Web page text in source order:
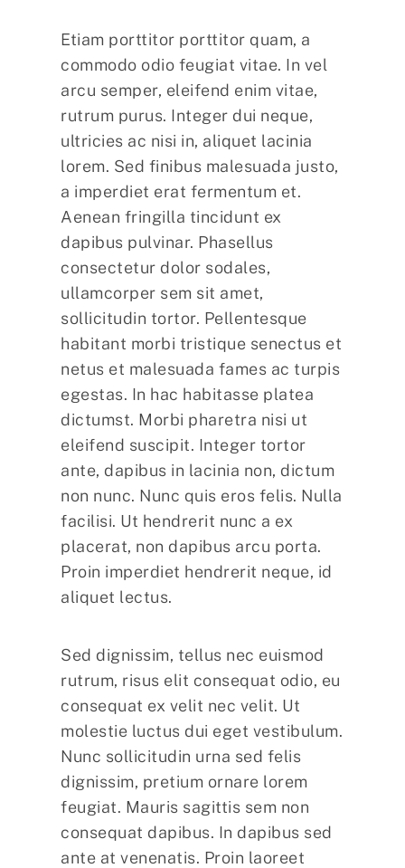
Etiam porttitor porttitor quam, a
commodo odio feugiat vitae. In vel
arcu semper, eleifend enim vitae,
rutrum purus. Integer dui neque,
ultricies ac nisi in, aliquet lacinia
lorem. Sed finibus malesuada justo,
a imperdiet erat fermentum et.
Aenean fringilla tincidunt ex
dapibus pulvinar. Phasellus
consectetur dolor sodales,
ullamcorper sem sit amet,
sollicitudin tortor. Pellentesque
habitant morbi tristique senectus et
netus et malesuada fames ac turpis
egestas. In hac habitasse platea
dictumst. Morbi pharetra nisi ut
eleifend suscipit. Integer tortor
ante, dapibus in lacinia non, dictum
non nunc. Nunc quis eros felis. Nulla
facilisi. Ut hendrerit nunc a ex
placerat, non dapibus arcu porta.
Proin imperdiet hendrerit neque, id
aliquet lectus.
Sed dignissim, tellus nec euismod
rutrum, risus elit consequat odio, eu
consequat ex velit nec velit. Ut
molestie luctus dui eget vestibulum.
Nunc sollicitudin urna sed felis
dignissim, pretium ornare lorem
feugiat. Mauris sagittis sem non
consequat dapibus. In dapibus sed
ante at venenatis. Proin laoreet